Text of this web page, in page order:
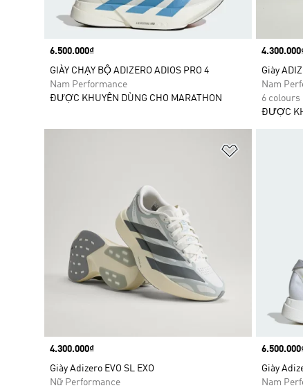
Price
6.500.000₫
GIÀY CHẠY BỘ ADIZERO ADIOS PRO 4
Nam Performance
ĐƯỢC KHUYÊN DÙNG CHO MARATHON
Price
Giày
Nam
6 colours
ĐƯỢC
Price
4.300.000₫
Giày Adizero EVO SL EXO
Nữ Performance
Price
Giày
Nam